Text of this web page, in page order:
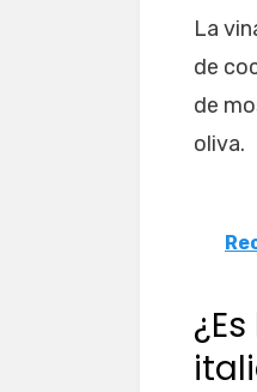
La
de
de
oliva.